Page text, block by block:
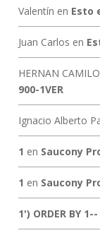
Valentín en Esto
Juan Carlos en
HERNAN
900-1VER
Ignacio Alberto
1 en Saucony
1 en Saucony
1') ORDER BY